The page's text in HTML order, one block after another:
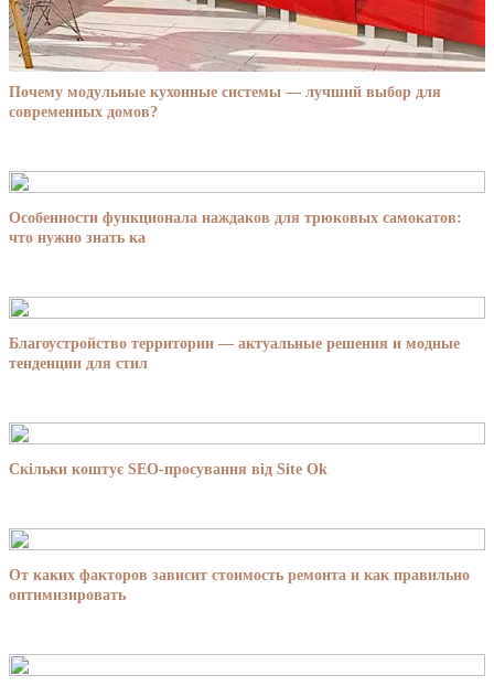
Почему модульные кухонные системы — лучший выбор для
современных домов?
Особенности функционала наждаков для трюковых самокатов:
что нужно знать ка
Благоустройство территории — актуальные решения и модные
тенденции для стил
Скільки коштує SEO-просування від Site Ok
От каких факторов зависит стоимость ремонта и как правильно
оптимизировать